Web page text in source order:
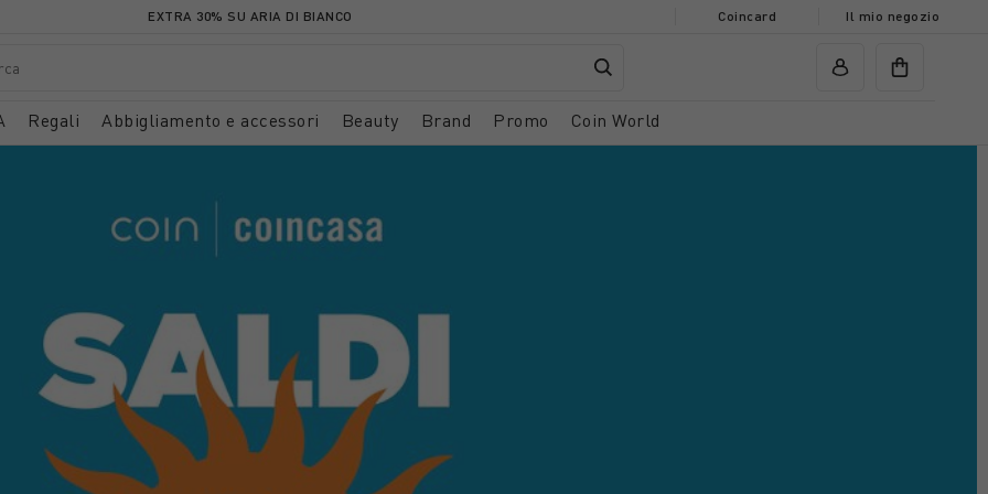
EXTRA 30% SU ARIA DI BIANCO Coincard Il mio negozio
Regali Abbigliamento e accessori Beauty Brand Promo Coin World